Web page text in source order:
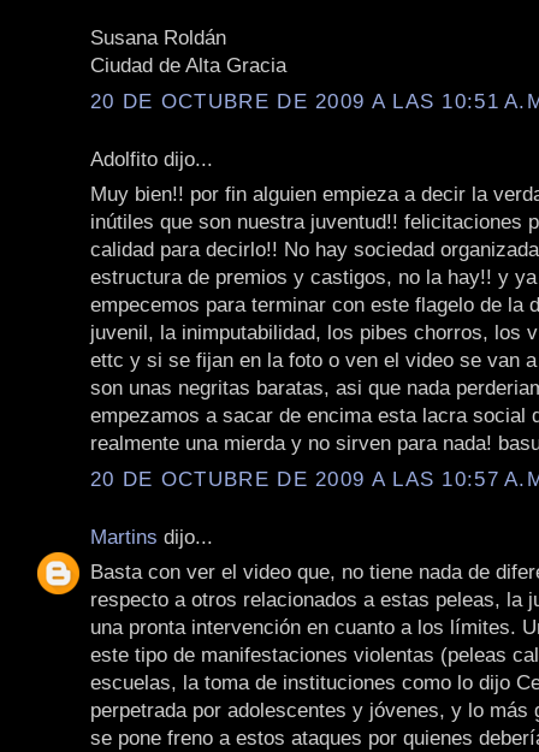
Susana Roldán
Ciudad de Alta Gracia
20 DE OCTUBRE DE 2009 A LAS 10:51
Adolfito dijo...
Muy bien!! por fin alguien empieza a decir la
inútiles que son nuestra juventud!! felicitaciones
calidad para decirlo!! No hay sociedad
estructura de premios y castigos, no la hay!! y
empecemos para terminar con este flagelo de la
juvenil, la inimputabilidad, los pibes chorros, los
ettc y si se fijan en la foto o ven el video se van
son unas negritas baratas, asi que nada
empezamos a sacar de encima esta lacra social
realmente una mierda y no sirven para nada!
20 DE OCTUBRE DE 2009 A LAS 10:57
Martins dijo...
Basta con ver el video que, no tiene nada de
respecto a otros relacionados a estas peleas, la
una pronta intervención en cuanto a los límites.
este tipo de manifestaciones violentas (peleas
escuelas, la toma de instituciones como lo dijo
perpetrada por adolescentes y jóvenes, y lo más
se pone freno a estos ataques por quienes